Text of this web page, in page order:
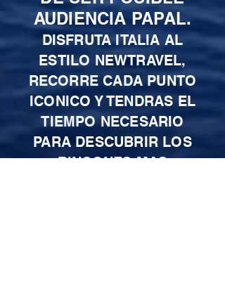
AUDIENCIA PAPAL.
DISFRUTA ITALIA AL
ESTILO NEWTRAVEL,
RECORRE CADA PUNTO
ICONICO Y TENDRAS EL
TIEMPO NECESARIO
PARA DESCUBRIR LOS
RINCONES MAS